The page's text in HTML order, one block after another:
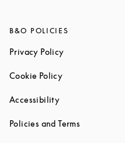
B&O POLICIES
Privacy PolicyLink Opens in
Cookie PolicyLink Opens in
AccessibilityLink Opens in
Policies and Terms Link